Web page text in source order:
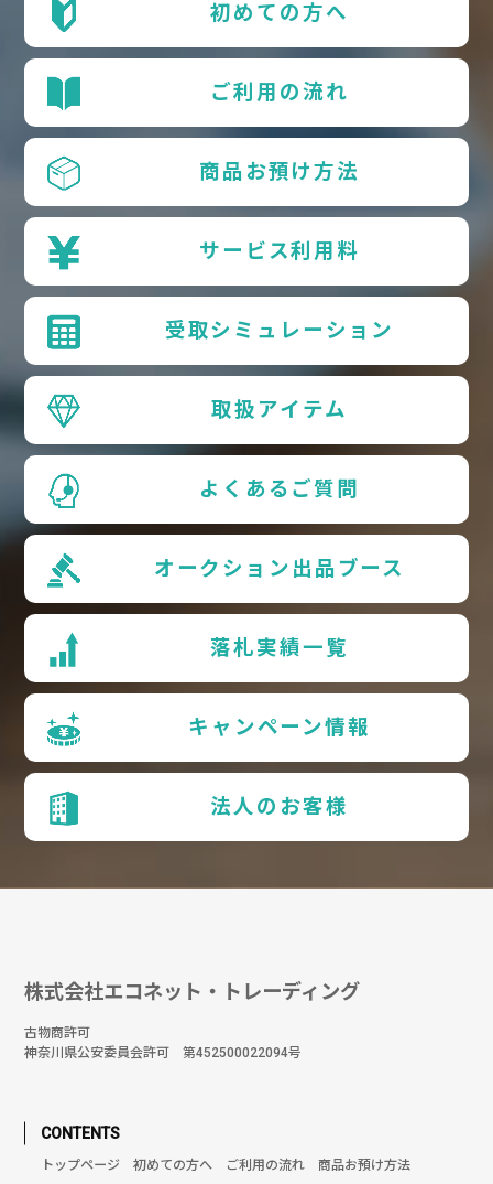
初めての方へ
ご利用の流れ
商品お預け方法
サービス利用料
受取シミュレーション
取扱アイテム
よくあるご質問
オークション出品ブース
落札実績一覧
キャンペーン情報
法人のお客様
株式会社エコネット・トレーディング
古物商許可
神奈川県公安委員会許可 第452500022094号
CONTENTS
トップページ 初めての方へ ご利用の流れ
商品お預け方法